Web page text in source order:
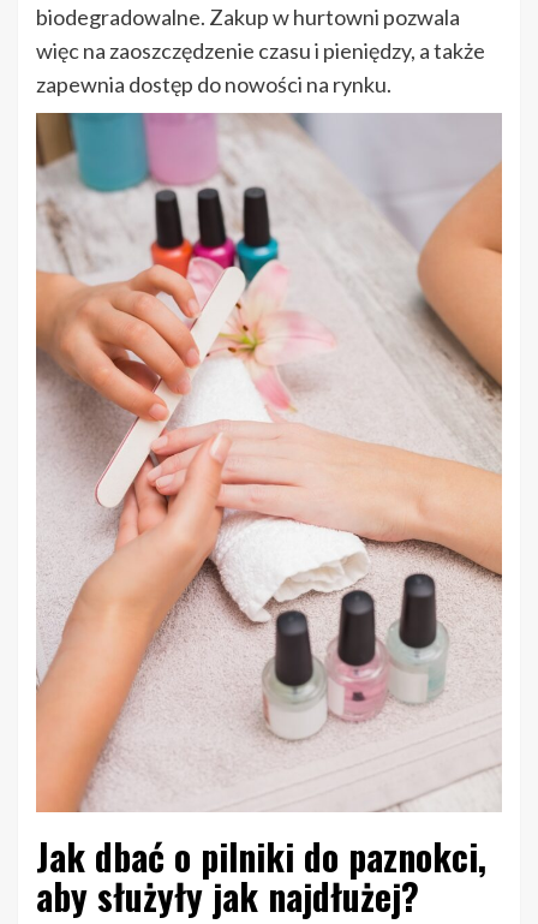
biodegradowalne. Zakup w hurtowni pozwala
więc na zaoszczędzenie czasu i pieniędzy, a także
zapewnia dostęp do nowości na rynku.
Jak dbać o pilniki do paznokci,
aby służyły jak najdłużej?